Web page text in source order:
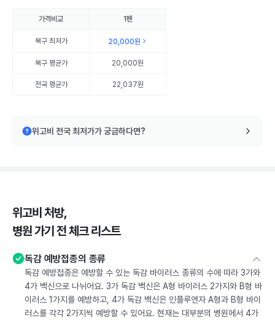
가격비교 1펜
북구최저가 20,000원
북구평균가 20,000원
전국 평균가 22,037원
위고비 전국 최저가가 궁금하다면?
위고비 처방,
병원 가기 전 체크 리스트
독감 예방접종의 종류
독감 예방접종은 예방할 수 있는 독감 바이러스 종류의 수에 따라 3가와
4가 백신으로 나뉘어요. 3가 독감 백신은 A형 바이러스 2가지와 B형 바
이러스 1가지를 예방하고, 4가 독감 백신은 인플루엔자 A형과 B형 바이
러스를 각각 2가지씩 예방할 수 있어요. 현재는 대부분의 병원에서 4가